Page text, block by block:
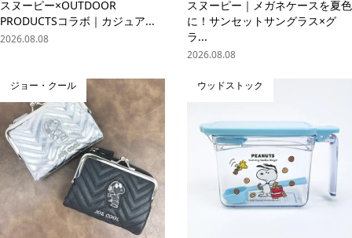
スヌーピー×OUTDOOR
PRODUCTSコラボ｜カジュア...
2026.08.08
スヌーピー｜メガネケースを夏色
に！サンセットサングラス×グ
ラ...
2026.08.08
ジョー・クール ウッドストック